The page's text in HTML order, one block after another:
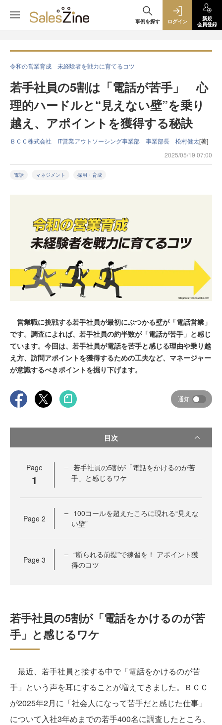
事例を探す ログイン
新規
会員登録
令和の営業育成 未経験者を戦力に育てるコツ
若手社員の5割は「電話が苦手」 心
理的ハードルと“見えない壁”を乗り
越え、アポイントを獲得する秘訣
ＢＣＣ株式会社 IT営業アウトソーシング事業部 事業部長 松村健太[著]
2025/05/19 07:00
電話 マネジメント 採用・育成
営業職に挑戦する若手社員が最初にぶつかる壁が「電話営業」
です。調査によれば、若手社員の約半数が「電話が苦手」と感じ
ています。今回は、若手社員が電話を苦手と感じる理由や乗り越
え方、訪問アポイントを獲得するための工夫など、マネージャー
が意識するべきポイントを掘り下げます。
通知
目次
Page
1
若手社員の5割が「電話をかけるのが苦
手」と感じるワケ
Page 2
100コールを超えたころに現れる“見えな
い壁”
Page 3
“断られる前提”で練習を！ アポイント獲
得のコツ
若手社員の5割が「電話をかけるのが苦
手」と感じるワケ
最近、若手社員と接する中で「電話をかけるのが苦
手」という声を耳にすることが増えてきました。ＢＣＣ
が2025年2月に「社会人になって苦手だと感じた仕事」
について入社3年めまでの若手400名に調査したところ、